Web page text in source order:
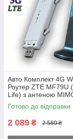
Авто Комплект 4G
Роутер ZTE MF79U
Life) з антеною
2×16dbi Магніт 3 м.
Готово до відправки
2 089 ₴ 2 589 ₴